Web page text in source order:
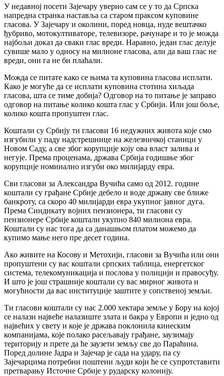
У недавној посети Зајечару уверио сам се у то да Српска
напредна странка наставља са старом праксом куповине
гласова. У Зајечару и околини, поред новца, нуде вештачко
ђубриво, мотокултиваторе, телевизоре, рачунаре и то је можда
најбољи доказ да сваки глас вреди. Наравно, један глас делује
сувише мало у односу на милионе гласова, али да ваш глас не
вреди, они га не би плаћали.
Можда се питате како се њима та куповина гласова исплати.
Како је могуће да се исплати куповина стотина хиљада
гласова, шта се тиме добија? Одговор на то питање је заправо
одговор на питање колико кошта глас у Србији. Или још боље,
колико кошта пропуштен глас.
Коштали су Србију ти гласови 16 недужних живота које смо
изгубили у паду надстрешнице на железничкој станици у
Новом Саду, а све због корупције коју ова власт залива и
негује. Према проценама, држава Србија годишње због
корупције номинално изгуби око милијарду евра.
Сви гласови за Александра Вучића само од 2012. године
коштали су грађане Србије дебело и воде државу све ближе
банкроту, са скоро 40 милијарди евра укупног јавног дуга.
Према Синдикату војних пензионера, ти гласови су
пензионере Србије коштали укупно 840 милиона евра.
Коштали су нас тога да са данашњом платом можемо да
купимо мање него пре десет година.
Ако живите на Косову и Метохији, гласови за Вучића или они
пропуштени су вас коштали српских таблица, енергетског
система, телекомуникација и послова у полицији и правосуђу.
И што је још страшније коштали су вас мирног живота и
могућности да вас институције заштите у сопственој земљи.
Ти гласови коштали су нас 2.000 хектара земље у Бору на којој
се налази највеће налазиште злата и бакра у Европи и једно од
највећих у свету и које је држава поклонила кинеским
компанијама, које полако расељавају грађане, заузимају
територију и прете да ће заузети земљу све до Параћина.
Поред долине Јадра и Зајечар је сада на удару, па су
Зајечарцима потребни поштени људи који ће се супротставити
претварању Источне Србије у рударску колонију.